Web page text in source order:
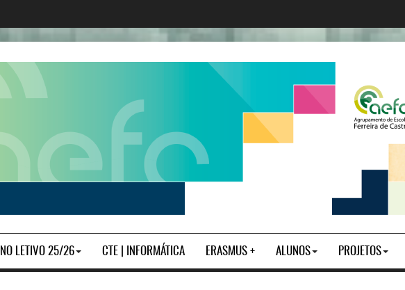
LETIVO 25/26 CTE | INFORMÁTICA ERASMUS + ALUNOS PROJETOS